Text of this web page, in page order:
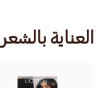
العناية بالشعر